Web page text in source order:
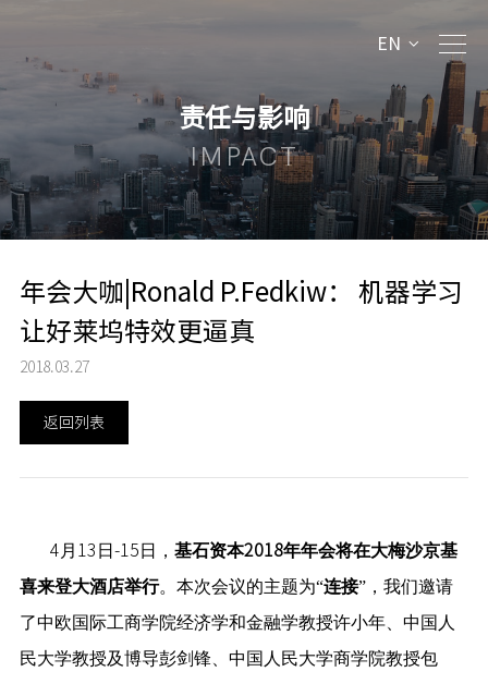
EN
责任与影响
IMPACT
年会大咖|Ronald P.Fedkiw： 机器学习
让好莱坞特效更逼真
2018.03.27
返回列表
4 月 13 日 -15 日， 基石资本2018年年会将在大梅沙京基
喜来登大酒店举行。本次会议的主题为“连接”，我们邀请
了中欧国际工商学院经济学和金融学教授许小年、中国人
民大学教授及博导彭剑锋、中国人民大学商学院教授包